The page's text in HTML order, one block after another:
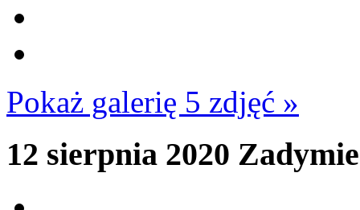
Pokaż galerię 5 zdjęć »
12 sierpnia 2020